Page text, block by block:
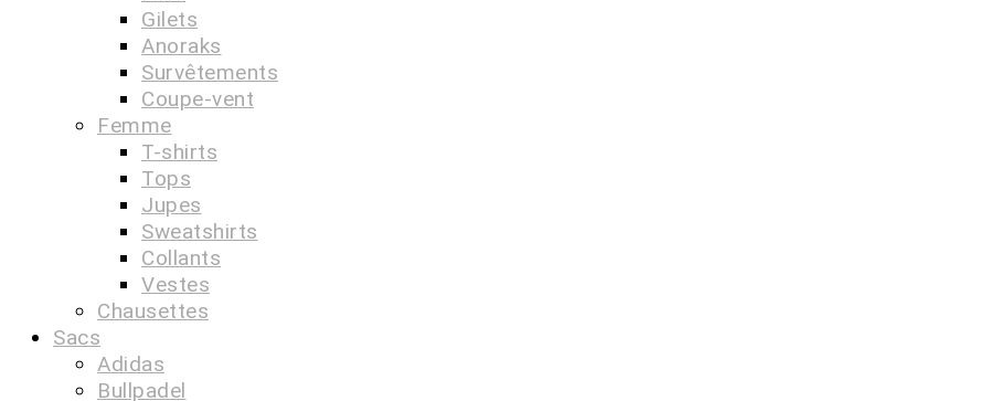
Gilets
Anoraks
Survêtements
Coupe-vent
Femme
T-shirts
Tops
Jupes
Sweatshirts
Collants
Vestes
Chausettes
Sacs
Adidas
Bullpadel